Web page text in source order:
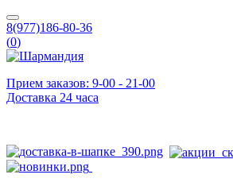
8(977)186-80-36
(0)
Прием заказов: 9-00 - 21-00
Доставка 24 часа